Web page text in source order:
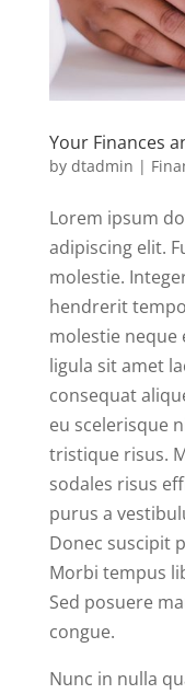
Your Finances
by dtadmin |
Lorem ipsum
adipiscing elit.
molestie.
hendrerit
molestie
ligula sit amet
consequat
eu scelerisque
tristique risus.
sodales risus
purus a
Donec suscipit
Morbi tempus
Sed posuere
congue.
Nunc in nulla